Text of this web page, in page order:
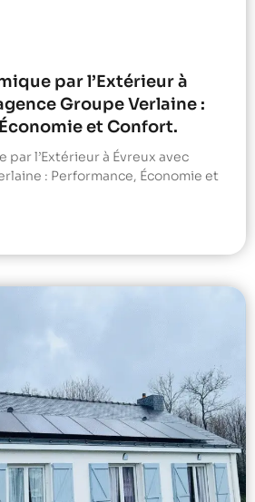
par l’Extérieur à
Groupe Verlaine :
et Confort.
par l’Extérieur à Évreux avec
: Performance, Économie et